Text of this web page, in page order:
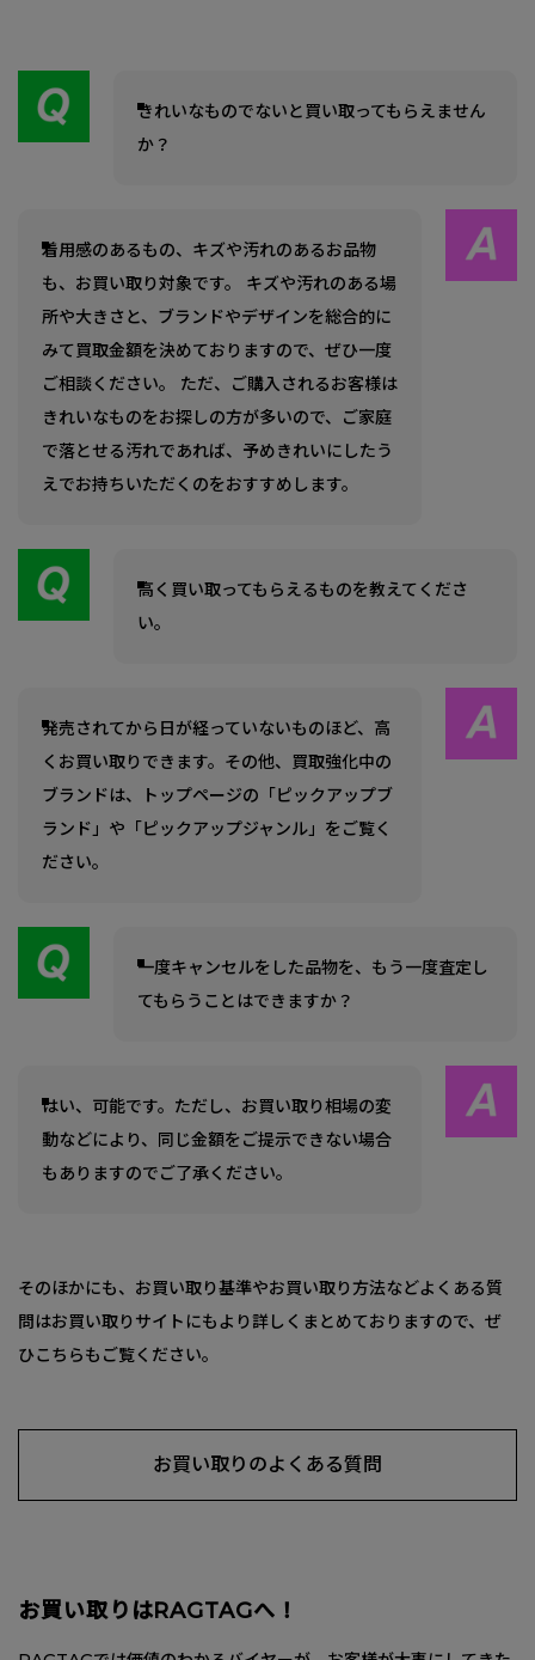
きれいなものでないと買い取ってもらえません
か？
着用感のあるもの、キズや汚れのあるお品物
も、お買い取り対象です。 キズや汚れのある場
所や大きさと、ブランドやデザインを総合的に
みて買取金額を決めておりますので、ぜひ一度
ご相談ください。 ただ、ご購入されるお客様は
きれいなものをお探しの方が多いので、ご家庭
で落とせる汚れであれば、予めきれいにしたう
えでお持ちいただくのをおすすめします。
高く買い取ってもらえるものを教えてくださ
い。
発売されてから日が経っていないものほど、高
くお買い取りできます。その他、買取強化中の
ブランドは、トップページの「ピックアップブ
ランド」や「ピックアップジャンル」をご覧く
ださい。
一度キャンセルをした品物を、もう一度査定し
てもらうことはできますか？
はい、可能です。ただし、お買い取り相場の変
動などにより、同じ金額をご提示できない場合
もありますのでご了承ください。
そのほかにも、お買い取り基準やお買い取り方法などよくある質
問はお買い取りサイトにもより詳しくまとめておりますので、ぜ
ひこちらもご覧ください。
お買い取りのよくある質問
お買い取りはRAGTAGへ！